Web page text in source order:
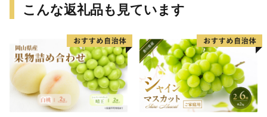
こんな返礼品も見ています